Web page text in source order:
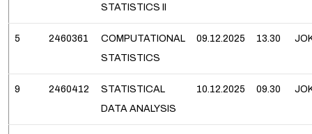
STATISTICS II
5 2460361
COMPUTATIONAL
STATISTICS
09.12.2025 13.30
9 2460412
STATISTICAL
DATA ANALYSIS
10.12.2025 09.30